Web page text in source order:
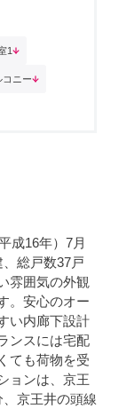
1
コニー
成16年）7月
総戸数37戸
雰囲気の外観
。安心のオー
い内廊下設計
ンスには宅配
ても荷物を受
ョンは、京王
京王井の頭線